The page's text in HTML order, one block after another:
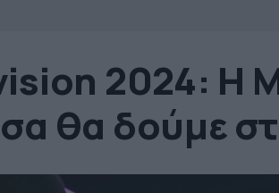
2024: Η
θα δούμε